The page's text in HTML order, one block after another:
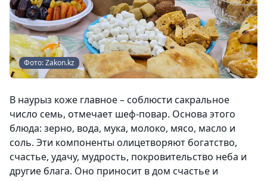
Фото: Zakon.kz
В наурыз коже главное – соблюсти сакральное
число семь, отмечает шеф-повар. Основа этого
блюда: зерно, вода, мука, молоко, мясо, масло и
соль. Эти компоненты олицетворяют богатство,
счастье, удачу, мудрость, покровительство неба и
другие блага. Оно приносит в дом счастье и